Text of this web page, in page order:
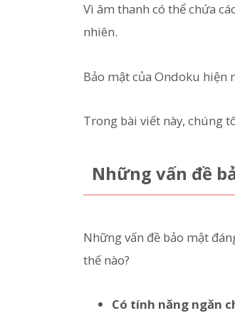
Vì âm thanh có thể chứa
nhiên.
Bảo mật của Ondoku hiện
Trong bài viết này, chúng
Những vấn đề
Những vấn đề bảo mật
thế nào?
Có tính năng ngăn